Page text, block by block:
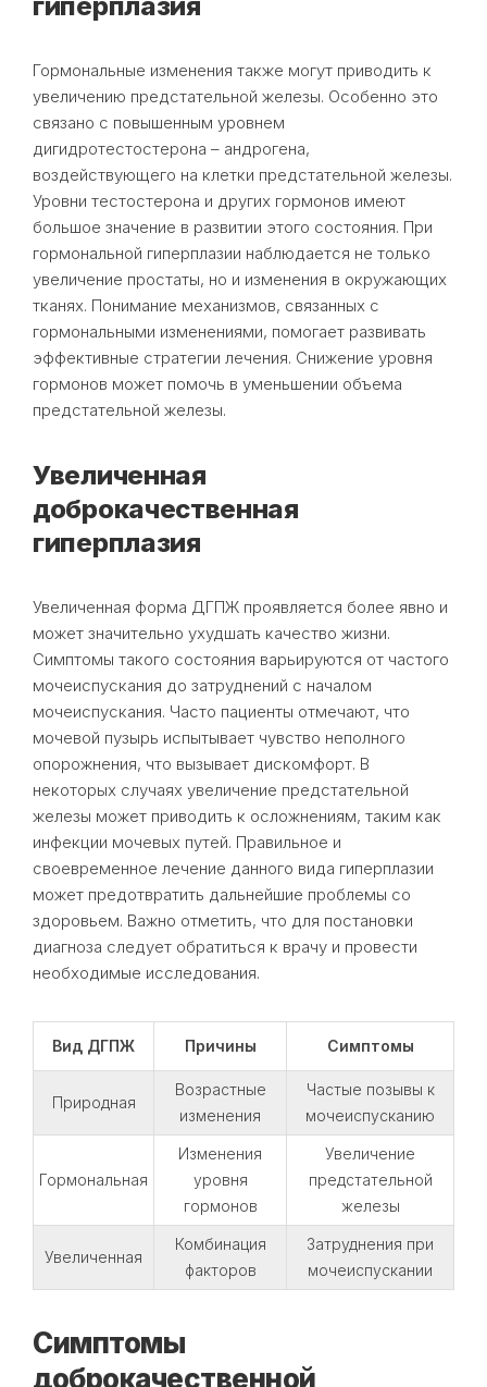
Гормональные изменения также могут приводить к
увеличению предстательной железы. Особенно это
связано с повышенным уровнем
дигидротестостерона – андрогена,
воздействующего на клетки предстательной железы.
Уровни тестостерона и других гормонов имеют
большое значение в развитии этого состояния. При
гормональной гиперплазии наблюдается не только
увеличение простаты, но и изменения в окружающих
тканях. Понимание механизмов, связанных с
гормональными изменениями, помогает развивать
эффективные стратегии лечения. Снижение уровня
гормонов может помочь в уменьшении объема
предстательной железы.
Увеличенная
доброкачественная
гиперплазия
Увеличенная форма ДГПЖ проявляется более явно и
может значительно ухудшать качество жизни.
Симптомы такого состояния варьируются от частого
мочеиспускания до затруднений с началом
мочеиспускания. Часто пациенты отмечают, что
мочевой пузырь испытывает чувство неполного
опорожнения, что вызывает дискомфорт. В
некоторых случаях увеличение предстательной
железы может приводить к осложнениям, таким как
инфекции мочевых путей. Правильное и
своевременное лечение данного вида гиперплазии
может предотвратить дальнейшие проблемы со
здоровьем. Важно отметить, что для постановки
диагноза следует обратиться к врачу и провести
необходимые исследования.
Вид ДГПЖ Причины Симптомы
Природная
Возрастные
изменения
Частые позывы к
мочеиспусканию
Гормональная
Изменения
уровня
гормонов
Увеличение
предстательной
железы
Увеличенная
Комбинация
факторов
Затруднения при
мочеиспускании
Симптомы
доброкачественной